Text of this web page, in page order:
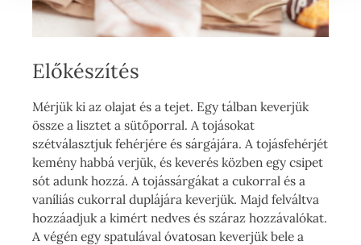
Előkészítés
Mérjük ki az olajat és a tejet. Egy tálban keverjük
össze a lisztet a sütőporral. A tojásokat
szétválasztjuk fehérjére és sárgájára. A tojásfehérjét
kemény habbá verjük, és keverés közben egy csipet
sót adunk hozzá. A tojássárgákat a cukorral és a
vaníliás cukorral duplájára keverjük. Majd felváltva
hozzáadjuk a kimért nedves és száraz hozzávalókat.
A végén egy spatulával óvatosan keverjük bele a